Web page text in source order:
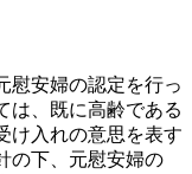
慰安婦の認定を行っ
は、既に高齢である
け入れの意思を表す
の下、元慰安婦の